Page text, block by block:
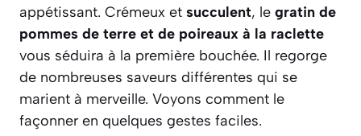
appétissant. Crémeux et succulent, le gratin de
pommes de terre et de poireaux à la raclette
vous séduira à la première bouchée. Il regorge
de nombreuses saveurs différentes qui se
marient à merveille. Voyons comment le
façonner en quelques gestes faciles.